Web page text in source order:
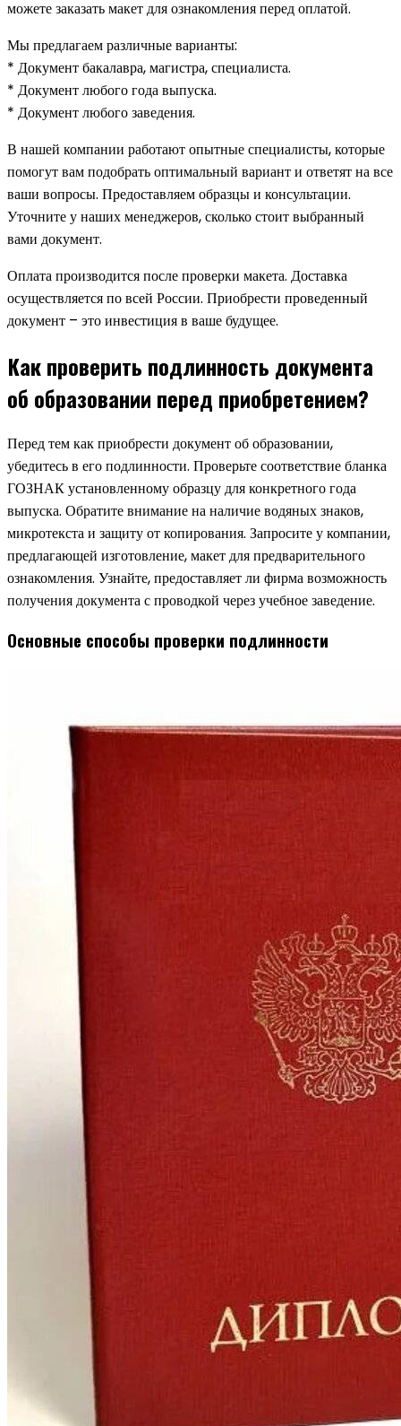
можете заказать макет для ознакомления перед оплатой.
Мы предлагаем различные варианты:
* Документ бакалавра, магистра, специалиста.
* Документ любого года выпуска.
* Документ любого заведения.
В нашей компании работают опытные специалисты, которые
помогут вам подобрать оптимальный вариант и ответят на все
ваши вопросы. Предоставляем образцы и консультации.
Уточните у наших менеджеров, сколько стоит выбранный
вами документ.
Оплата производится после проверки макета. Доставка
осуществляется по всей России. Приобрести проведенный
документ – это инвестиция в ваше будущее.
Как проверить подлинность документа
об образовании перед приобретением?
Перед тем как приобрести документ об образовании,
убедитесь в его подлинности. Проверьте соответствие бланка
ГОЗНАК установленному образцу для конкретного года
выпуска. Обратите внимание на наличие водяных знаков,
микротекста и защиту от копирования. Запросите у компании,
предлагающей изготовление, макет для предварительного
ознакомления. Узнайте, предоставляет ли фирма возможность
получения документа с проводкой через учебное заведение.
Основные способы проверки подлинности